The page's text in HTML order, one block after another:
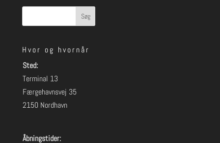
Søg
Hvor og hvornår
Sted:
Terminal 13
Færgehavnsvej 35
2150 Nordhavn
Åbningstider: